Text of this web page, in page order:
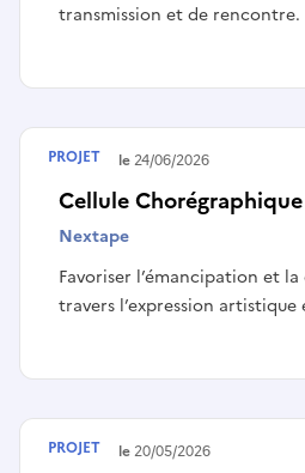
transmission et de rencontre.
Cellule
Nextape
Favoriser l’émancipation et
travers l’expression artistique
Terminé le24/06/2026
PROJET
Terminé le20/05/2026
PROJET